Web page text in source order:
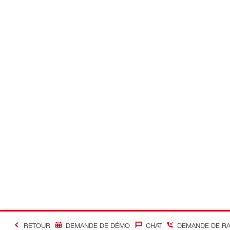
RETOUR DEMANDE DE DÉMO CHAT DEMANDE DE